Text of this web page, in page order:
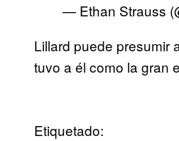
— Ethan Strauss
Lillard puede presumir
tuvo a él como la gran
Etiquetado: